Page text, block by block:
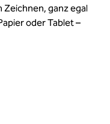
Zeichnen, ganz egal
oder Tablet –